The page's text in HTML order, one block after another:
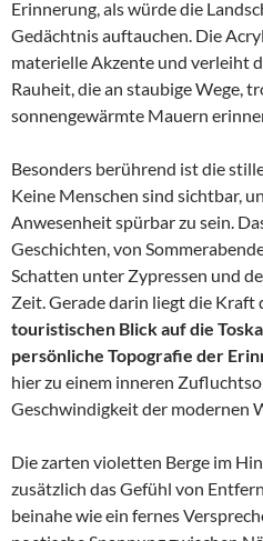
Erinnerung, als würde die
Gedächtnis auftauchen. Die
materielle Akzente und verleiht
Rauheit, die an staubige Wege,
sonnengewärmte Mauern
Besonders berührend ist die
Keine Menschen sind sichtbar,
Anwesenheit spürbar zu sein.
Geschichten, von
Schatten unter Zypressen und
Zeit. Gerade darin liegt die Kraft
touristischen Blick auf die
persönliche Topografie der
hier zu einem inneren
Geschwindigkeit der modernen
Die zarten violetten Berge im
zusätzlich das Gefühl von
beinahe wie ein fernes